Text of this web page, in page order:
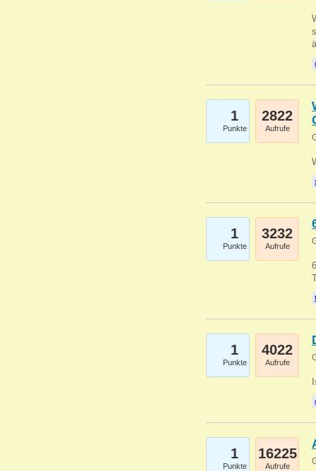
1
Punkte
2822
Aufrufe
1
Punkte
3232
Aufrufe
1
Punkte
4022
Aufrufe
1
Punkte
16225
Aufrufe